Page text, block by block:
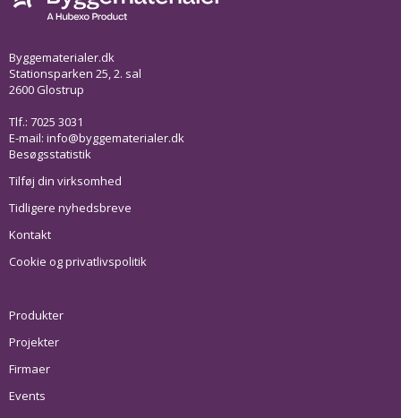
Byggematerialer.dk
Stationsparken 25, 2. sal
2600 Glostrup
Tlf.: 7025 3031
E-mail: info@byggematerialer.dk
Besøgsstatistik
Tilføj din virksomhed
Tidligere nyhedsbreve
Kontakt
Cookie og privatlivspolitik
Produkter
Projekter
Firmaer
Events